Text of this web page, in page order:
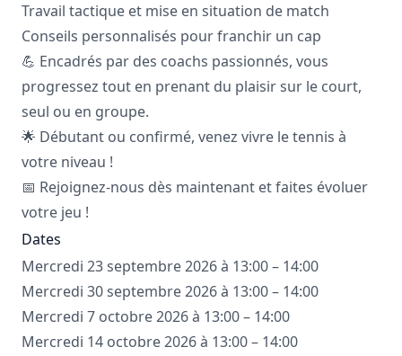
Travail tactique et mise en situation de match
Conseils personnalisés pour franchir un cap
💪 Encadrés par des coachs passionnés, vous
progressez tout en prenant du plaisir sur le court,
seul ou en groupe.
🌟 Débutant ou confirmé, venez vivre le tennis à
votre niveau !
📅 Rejoignez-nous dès maintenant et faites évoluer
votre jeu !
Dates
Mercredi 23 septembre 2026 à 13:00 – 14:00
Mercredi 30 septembre 2026 à 13:00 – 14:00
Mercredi 7 octobre 2026 à 13:00 – 14:00
Mercredi 14 octobre 2026 à 13:00 – 14:00